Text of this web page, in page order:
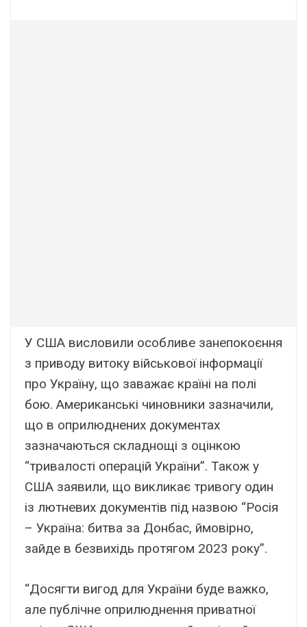
У США висловили особливе занепокоєння
з приводу витоку військової інформації
про Україну, що заважає країні на полі
бою. Американські чиновники зазначили,
що в оприлюднених документах
зазначаються складнощі з оцінкою
“тривалості операцій України”. Також у
США заявили, що викликає тривогу один
із лютневих документів під назвою “Росія
– Україна: битва за Донбас, ймовірно,
зайде в безвихідь протягом 2023 року”.
“Досягти вигод для України буде важко,
але публічне оприлюднення приватної